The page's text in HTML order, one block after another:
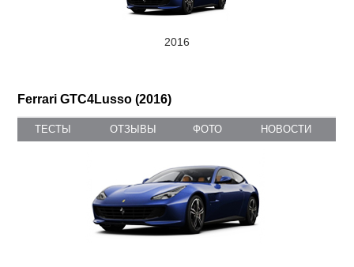
2016
Ferrari GTC4Lusso (2016)
ТЕСТЫ ОТЗЫВЫ ФОТО НОВОСТИ